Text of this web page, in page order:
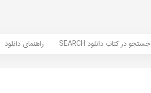
راهنمای دانلود SEARCH جستجو در کتاب دانلود